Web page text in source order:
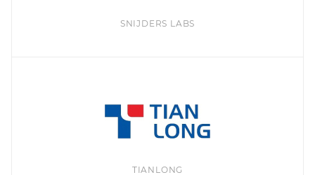
SNIJDERS LABS
TIANLONG